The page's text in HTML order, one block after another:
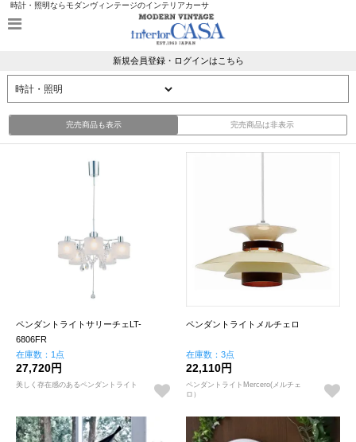
時計・照明ならモダンヴィンテージのインテリアカーサ
新規会員登録・ログインはこちら
完売商品も表示 完売商品は非表示
ペンダントライトサリーチェLT-
6806FR
在庫数：1点
27,720円
美しく存在感のあるペンダントライト
ペンダントライトメルチェロ
在庫数：3点
22,110円
ペンダントライトMercero(メルチェ
ロ）